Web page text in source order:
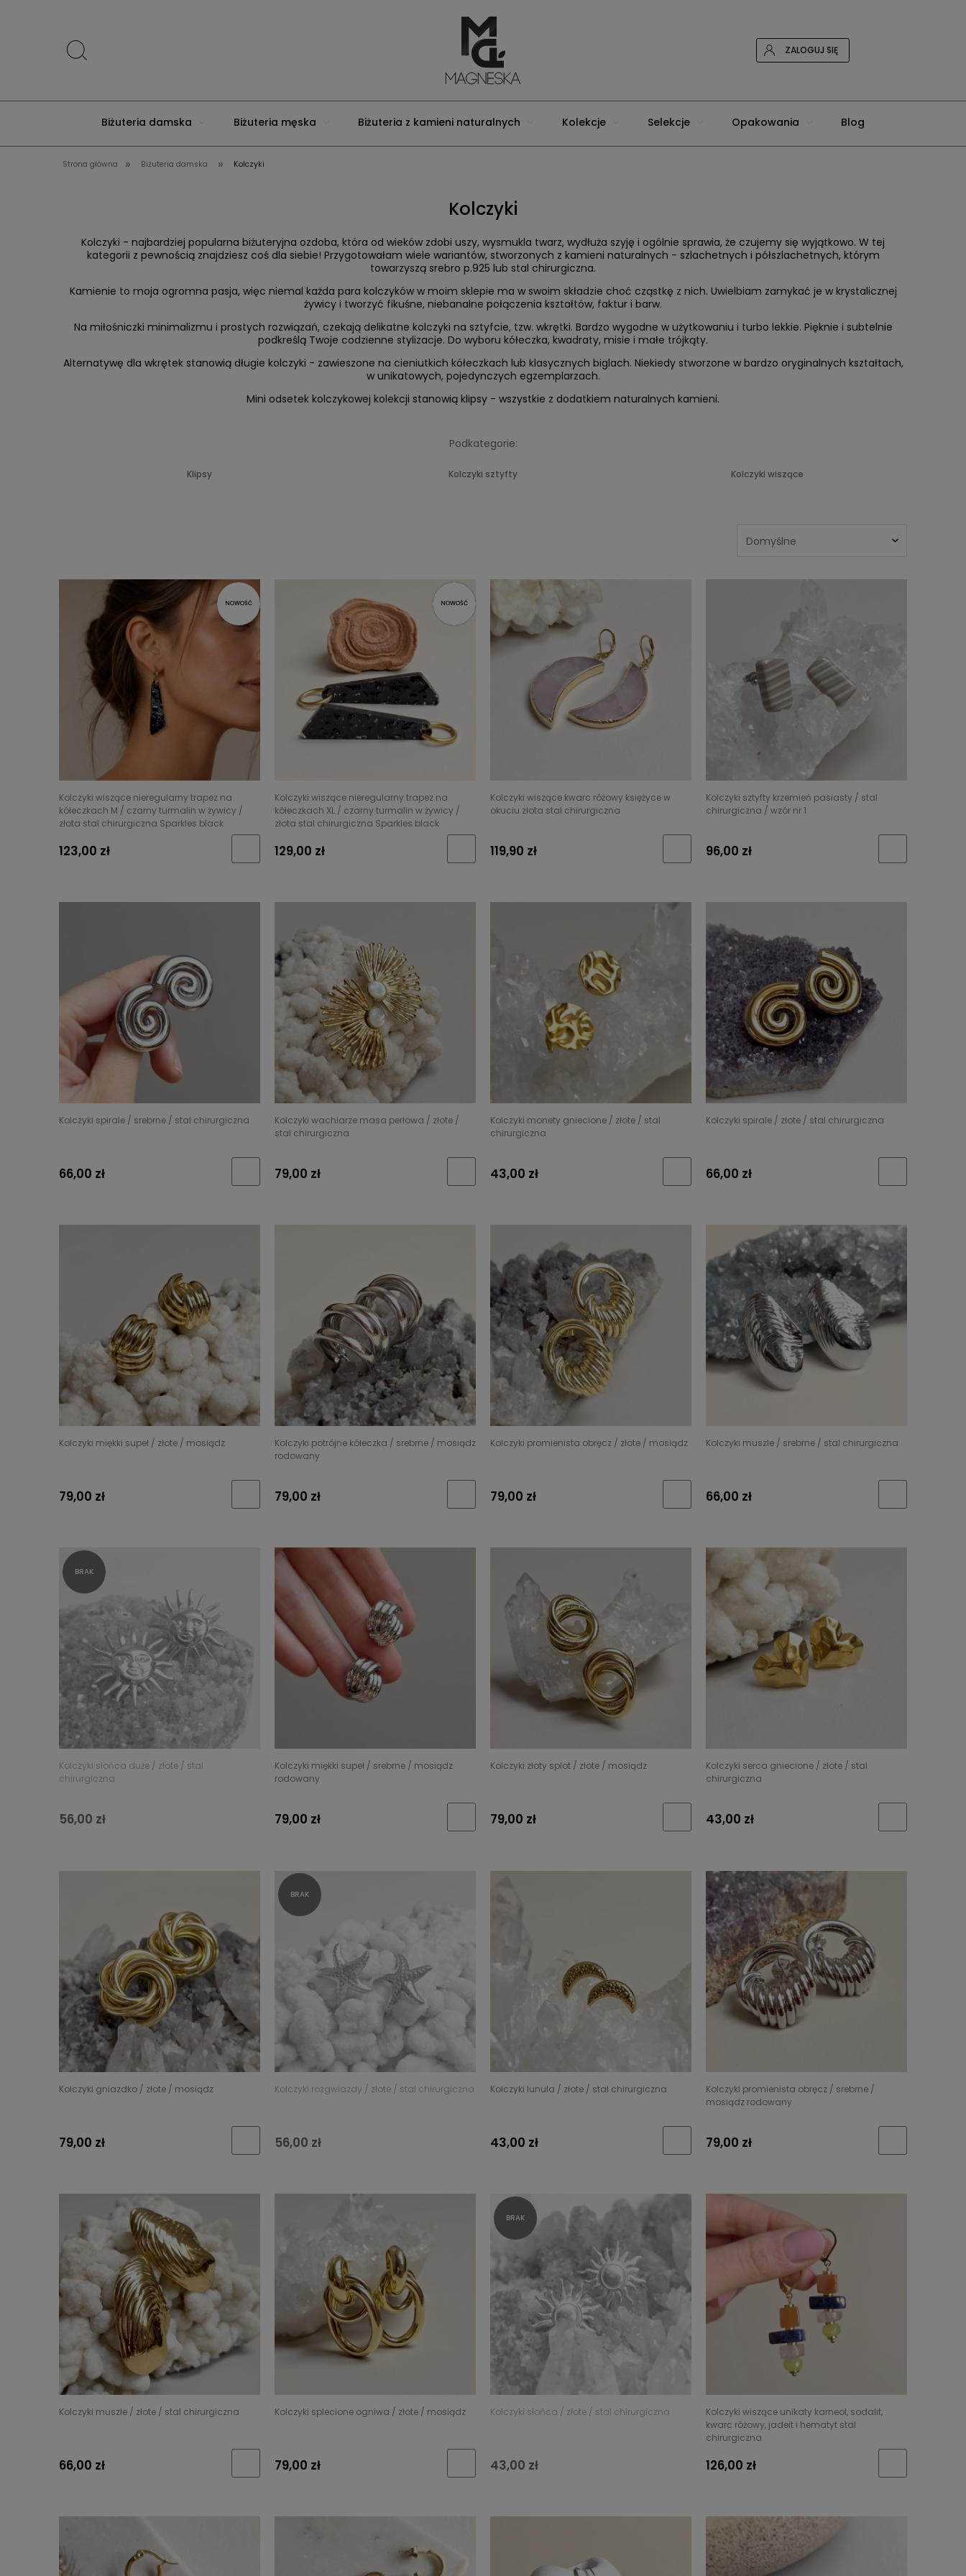
ZALOGUJ SIĘ
Biżuteria damska Biżuteria męska Biżuteria z kamieni naturalnych Kolekcje Selekcje Opakowania Blog
Strona główna » Biżuteria damska » Kolczyki
Kolczyki
Kolczyki - najbardziej popularna biżuteryjna ozdoba, która od wieków zdobi uszy, wysmukla twarz, wydłuża szyję i ogólnie sprawia, że czujemy się wyjątkowo. W tej
kategorii z pewnością znajdziesz coś dla siebie! Przygotowałam wiele wariantów, stworzonych z kamieni naturalnych - szlachetnych i półszlachetnych, którym
towarzyszą srebro p.925 lub stal chirurgiczna.
Kamienie to moja ogromna pasja, więc niemal każda para kolczyków w moim sklepie ma w swoim składzie choć cząstkę z nich. Uwielbiam zamykać je w krystalicznej
żywicy i tworzyć fikuśne, niebanalne połączenia kształtów, faktur i barw.
Na miłośniczki minimalizmu i prostych rozwiązań, czekają delikatne kolczyki na sztyfcie, tzw. wkrętki. Bardzo wygodne w użytkowaniu i turbo lekkie. Pięknie i subtelnie
podkreślą Twoje codzienne stylizacje. Do wyboru kółeczka, kwadraty, misie i małe trójkąty.
Alternatywę dla wkrętek stanowią długie kolczyki - zawieszone na cieniutkich kółeczkach lub klasycznych biglach. Niekiedy stworzone w bardzo oryginalnych kształtach,
w unikatowych, pojedynczych egzemplarzach.
Mini odsetek kolczykowej kolekcji stanowią klipsy - wszystkie z dodatkiem naturalnych kamieni.
Podkategorie:
Klipsy Kolczyki sztyfty Kolczyki wiszące
Kolczyki wiszące nieregularny trapez na
kółeczkach M / czarny turmalin w żywicy /
złota stal chirurgiczna Sparkles black
123,00 zł
NOWOŚĆ
Kolczyki wiszące nieregularny trapez na
kółeczkach XL / czarny turmalin w żywicy /
złota stal chirurgiczna Sparkles black
129,00 zł
NOWOŚĆ
Kolczyki wiszące kwarc różowy księżyce w
okuciu złota stal chirurgiczna
119,90 zł
Kolczyki sztyfty krzemień pasiasty / stal
chirurgiczna / wzór nr 1
96,00 zł
Kolczyki spirale / srebrne / stal chirurgiczna
66,00 zł
Kolczyki wachlarze masa perłowa / złote /
stal chirurgiczna
79,00 zł
Kolczyki monety gniecione / złote / stal
chirurgiczna
43,00 zł
Kolczyki spirale / złote / stal chirurgiczna
66,00 zł
Kolczyki miękki supeł / złote / mosiądz
79,00 zł
Kolczyki potrójne kółeczka / srebrne / mosiądz
rodowany
79,00 zł
Kolczyki promienista obręcz / złote / mosiądz
79,00 zł
Kolczyki muszle / srebrne / stal chirurgiczna
66,00 zł
Kolczyki słońca duże / złote / stal
chirurgiczna
56,00 zł
Kolczyki miękki supeł / srebrne / mosiądz
rodowany
79,00 zł
Kolczyki złoty splot / złote / mosiądz
79,00 zł
Kolczyki serca gniecione / złote / stal
chirurgiczna
43,00 zł
Kolczyki gniazdko / złote / mosiądz
79,00 zł
Kolczyki rozgwiazdy / złote / stal chirurgiczna
56,00 zł
Kolczyki lunula / złote / stal chirurgiczna
43,00 zł
Kolczyki promienista obręcz / srebrne /
mosiądz rodowany
79,00 zł
Kolczyki muszle / złote / stal chirurgiczna
66,00 zł
Kolczyki splecione ogniwa / złote / mosiądz
79,00 zł
Kolczyki słońca / złote / stal chirurgiczna
43,00 zł
Kolczyki wiszące unikaty karneol, sodalit,
kwarc różowy, jadeit i hematyt stal
chirurgiczna
126,00 zł